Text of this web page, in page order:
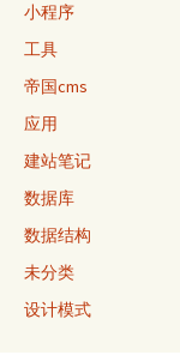
小程序
工具
帝国cms
应用
建站笔记
数据库
数据结构
未分类
设计模式